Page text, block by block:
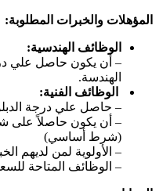
المؤهلات والخبرات المطلوبة:
الوظائف الهندسية:
– أن يكون حاصل علي
الهندسة.
الوظائف الفنية:
– حاصل علي درجة
– أن يكون حاصلاً على
(شرط أساسي)
– الأولوية لمن لديهم
– الوظائف المتاحة